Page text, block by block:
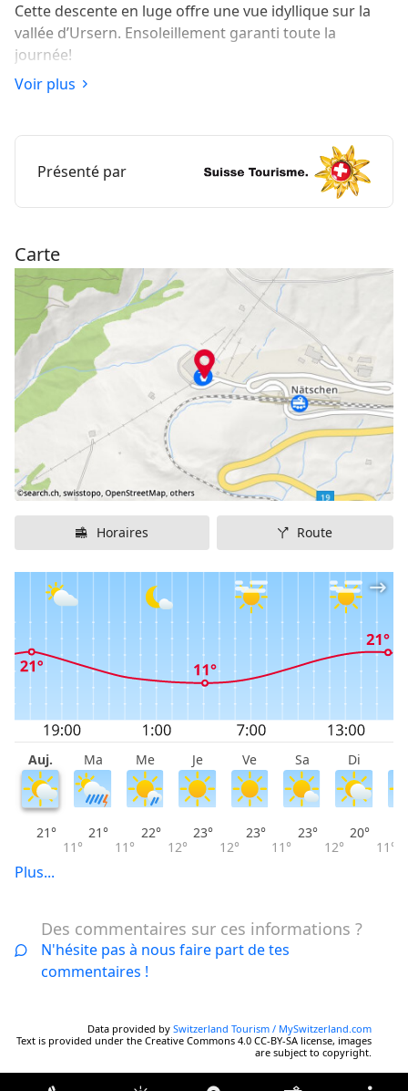
Cette descente en luge offre une vue idyllique sur la
vallée d’Ursern. Ensoleillement garanti toute la
journée!
Le départ de la piste de luge de 7 km à Nätschen est
Bahn d’Andermatt ou de Sedrun ou encore par le
télésiège. Cette piste en pente douce est entièrement
accessible aux enfants et bien adaptée aux lugeurs
débutants.
(1842m.s.m.)
Accès au lieu de départ:Chemin de fer à crémaillère
et télésiège
Lieu d'arrivée:Andermatt (1444 m.s.m.)
Dénivellation:
Longueur:
7 kilomètres
Degré de difficulté:
moyen
Location de luges sur place:oui
Eclairage nocturne:
non
Possibilité de restauration:
au départ, a l'arrvée et en
chemin
Voir plus
Présenté par
Carte
Horaires Route
Auj. Ma Me Je Ve Sa Di
21°
11°
21°
11°
22°
12°
23°
12°
23°
11°
23°
12°
20°
11°
Plus...
Des commentaires sur ces informations ?
N'hésite pas à nous faire part de tes
commentaires !
Data provided by Switzerland Tourism / MySwitzerland.com
Text is provided under the Creative Commons 4.0 CC-BY-SA license, images
are subject to copyright.